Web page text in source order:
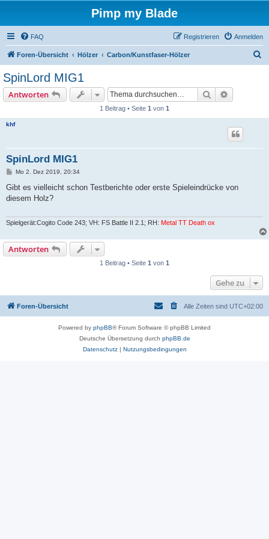
Pimp my Blade
FAQ Anmelden
Registrieren
Foren-Übersicht Hölzer Carbon/Kunstfaser-Hölzer
SpinLord MIG1
Antworten Suche
1 Beitrag • Seite 1 von 1
khf
SpinLord MIG1
B
i
r
Mo 2. Dez 2019, 20:34
Gibt es vielleicht schon Testberichte oder erste Spieleindrücke von
diesem Holz?
Spielgerät:Cogito Code 243; VH: FS Battle II 2.1; RH: Metal TT Death ox
Antworten
1 Beitrag • Seite 1 von 1
Gehe zu
Foren-Übersicht Alle Zeiten sind UTC+02:00
Powered by phpBB® Forum Software © phpBB Limited
Deutsche Übersetzung durch phpBB.de
Datenschutz| Nutzungsbedingungen